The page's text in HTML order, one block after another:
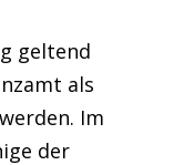
geltend
als
Im
der